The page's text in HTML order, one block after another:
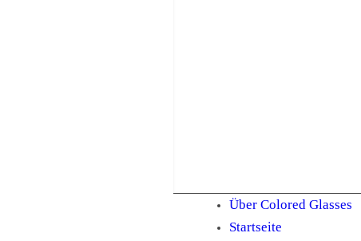
Über Colored Glasses
Startseite